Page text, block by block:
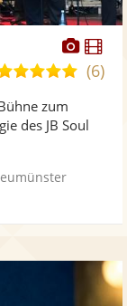
5,0(6)
zum
des JB Soul